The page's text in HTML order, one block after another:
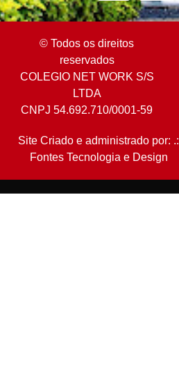
© Todos os direitos
reservados
COLEGIO NET WORK S/S
LTDA
CNPJ 54.692.710/0001-59
Site Criado e administrado por: .:
Fontes Tecnologia e Design